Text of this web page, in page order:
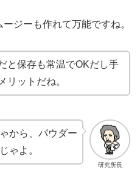
ジーも作れて万能ですね。
と保存も常温でOKだし手
リットだね。
研究所長
から、パウダー
ゃよ。